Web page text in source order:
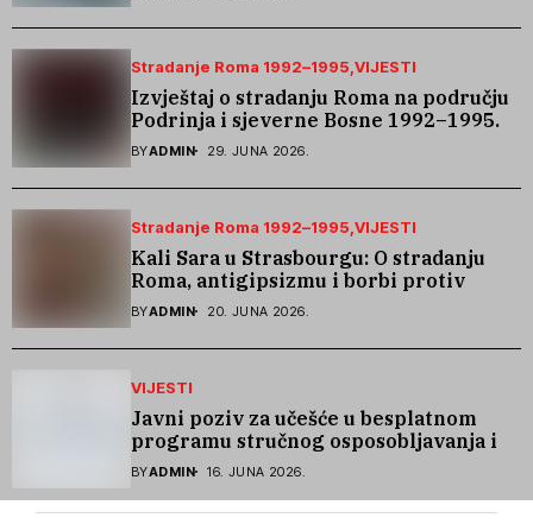
Stradanje Roma 1992–1995 VIJESTI
Izvještaj o stradanju Roma na području
Podrinja i sjeverne Bosne 1992–1995.
godine
BYADMIN 29. JUNA 2026.
Stradanje Roma 1992–1995 VIJESTI
Kali Sara u Strasbourgu: O stradanju
Roma, antigipsizmu i borbi protiv
govora mržnje
BYADMIN 20. JUNA 2026.
VIJESTI
Javni poziv za učešće u besplatnom
programu stručnog osposobljavanja i
podrške pri zapošljavanju
BYADMIN 16. JUNA 2026.